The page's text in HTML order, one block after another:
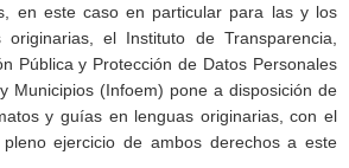
en este caso en particular para las y los
el Instituto de Transparencia,
Pública y Protección de Datos Personales
Municipios (Infoem) pone a disposición de
y guías en lenguas originarias, con el
ejercicio de ambos derechos a este